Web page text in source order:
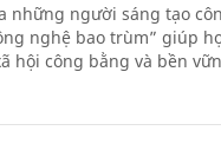
những người sáng tạo
nghệ bao trùm” giúp
hội công bằng và bền